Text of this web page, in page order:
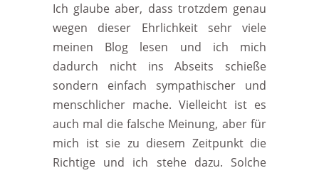
Ich glaube aber, dass trotzdem genau
wegen dieser Ehrlichkeit sehr viele
meinen Blog lesen und ich mich
dadurch nicht ins Abseits schieße
sondern einfach sympathischer und
menschlicher mache. Vielleicht ist es
auch mal die falsche Meinung, aber für
mich ist sie zu diesem Zeitpunkt die
Richtige und ich stehe dazu. Solche